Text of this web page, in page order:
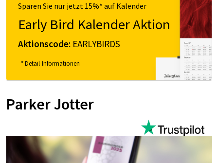
Sparen Sie nur jetzt 15%* auf Kalender
Early Bird Kalender Aktion
Aktionscode: EARLYBIRDS
* Detail-Informationen
Parker Jotter